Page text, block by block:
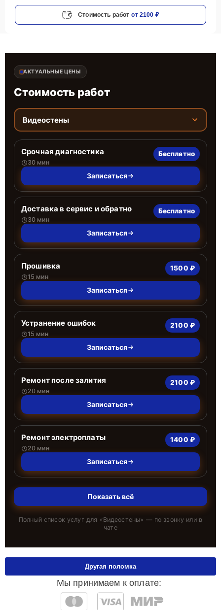
Стоимость работ от 2100 ₽
АКТУАЛЬНЫЕ ЦЕНЫ
Стоимость работ
Видеостены
Срочная диагностика
30 мин
Бесплатно
Записаться
Доставка в сервис и обратно
30 мин
Бесплатно
Записаться
Прошивка
15 мин
1500 ₽
Записаться
Устранение ошибок
15 мин
2100 ₽
Записаться
Ремонт после залития
20 мин
2100 ₽
Записаться
Ремонт электроплаты
20 мин
1400 ₽
Записаться
Показать всё
Полный список услуг для «Видеостены» — по звонку или в
чате
Мы принимаем к оплате:
Другая поломка